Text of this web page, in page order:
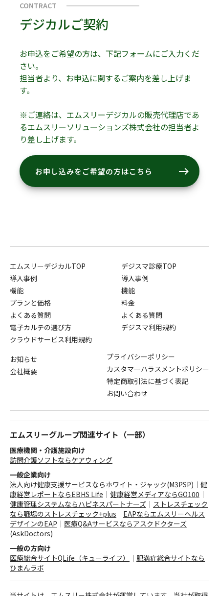
CONTRACT
デジカルご契約
お申込をご希望の方は、下記フォームにご入力くだ
さい。
担当者より、お申込に関するご案内を差し上げま
す。
※ご連絡は、エムスリーデジカルの販売代理店であ
るエムスリーソリューションズ株式会社の担当者よ
り差し上げます。
お申し込みをご希望の方はこちら east
エムスリーデジカルTOP
導入事例
機能
プランと価格
よくある質問
電子カルテの選び方
クラウドサービス利用規約
デジスマ診療TOP
導入事例
機能
料金
よくある質問
デジスマ利用規約
お知らせ
会社概要
プライバシーポリシー
カスタマーハラスメントポリシー
特定商取引法に基づく表記
お問い合わせ
エムスリーグループ関連サイト（一部）
医療機関・介護施設向け
訪問介護ソフトならケアウィング
一般企業向け
法人向け健康支援サービスならホワイト・ジャック(M3PSP) ｜ 健
康経営レポートならEBHS Life ｜ 健康経営メディアならGO100 ｜
健康管理システムならハピネスパートナーズ ｜ ストレスチェック
なら職場のストレスチェック+plus ｜ EAPならエムスリーヘルス
デザインのEAP ｜ 医療Q&Aサービスならアスクドクターズ
(AskDoctors)
一般の方向け
医療総合サイトQLife（キューライフ）
｜ 肥満症総合サイトなら
ひまんラボ